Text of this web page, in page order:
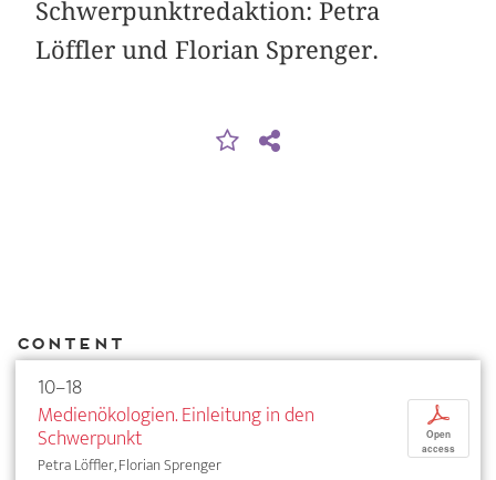
Schwerpunktredaktion: Petra
Löffler und Florian Sprenger.
Content
10–18
Medienökologien. Einleitung in den
Schwerpunkt
Petra Löffler, Florian Sprenger
p
Open
access